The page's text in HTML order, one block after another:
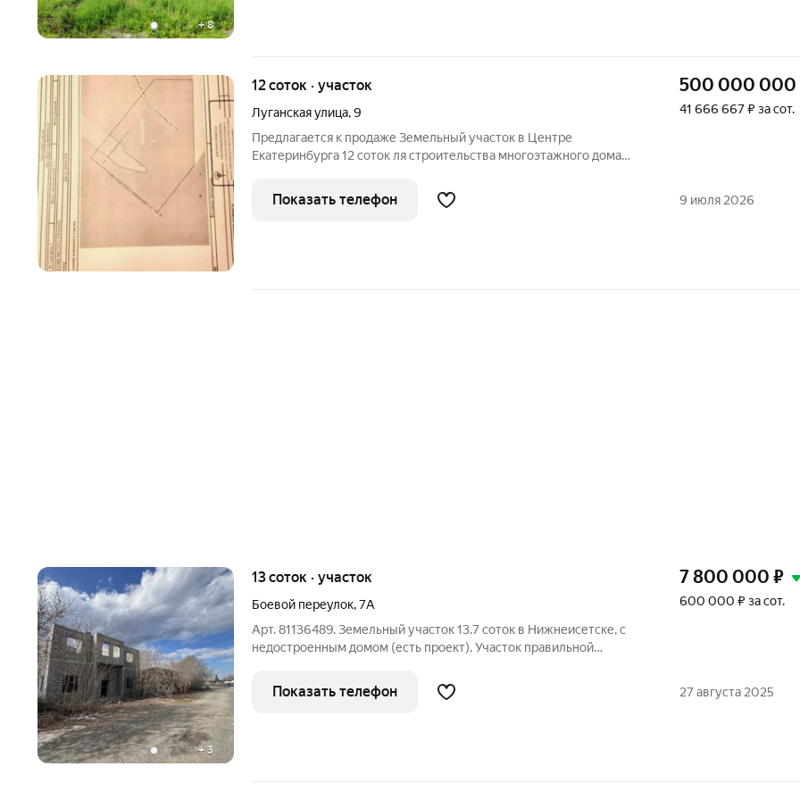
+8
12 соток · участок
Луганская улица,9
Предлагается к продаже Земельный участок в Центре
Екатеринбурга 12 соток ля строительства многоэтажного дома
развлекательным центром. Рядом метро Земля в собственности
ID объекта в нашей базе: 18564
500 000 000
41 666 667 ₽ за сот.
Показать телефон 9 июля 2026
+3
13 соток · участок
Боевой переулок,7А
Арт. 81136489. Земельный участок 13.7 соток в Нижнеисетске, с
недостроенным домом (есть проект). Участок правильной
в собственности. Категория земель ИЖС. Есть выгреб на 30 куб.
Скважина.
7 800 000 ₽
600 000 ₽ за сот.
Показать телефон 27 августа 2025